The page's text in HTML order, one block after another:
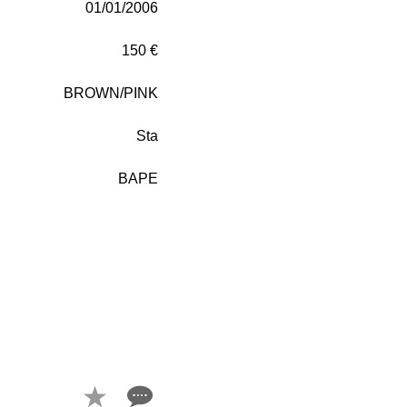
01/01/2006
150 €
BROWN/PINK
Sta
BAPE